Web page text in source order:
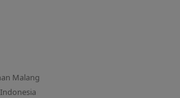
Malang